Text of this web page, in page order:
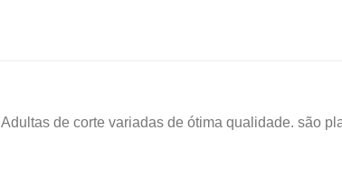
de corte variadas de ótima qualidade. são